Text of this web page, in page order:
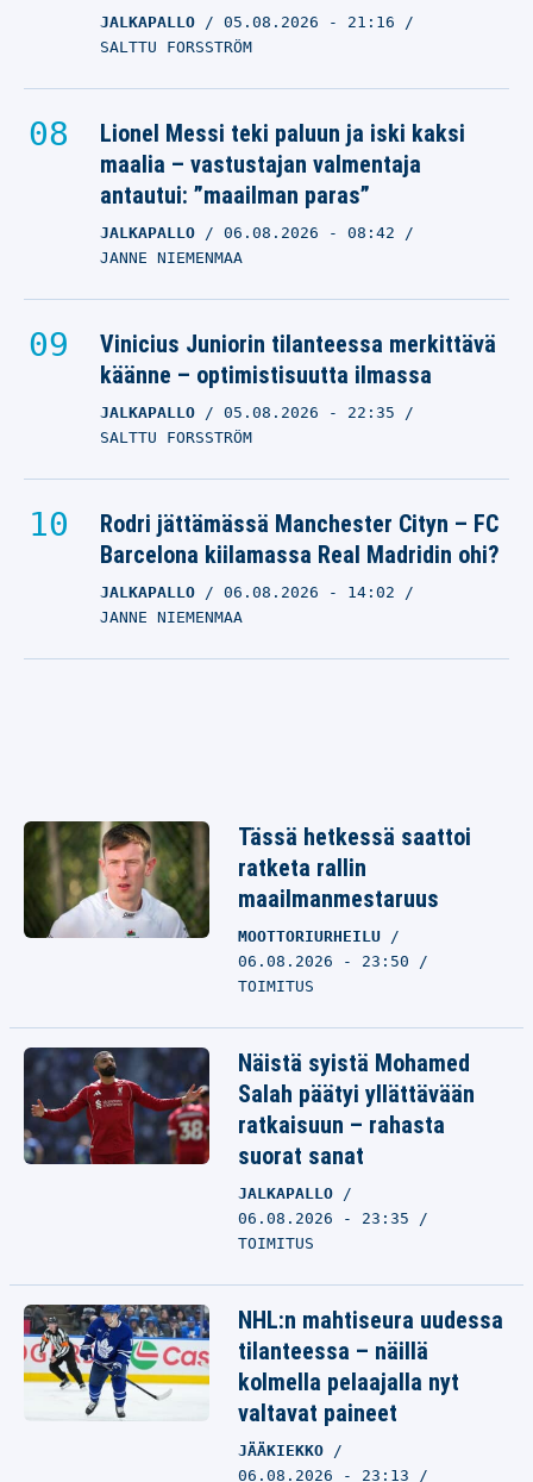
JALKAPALLO 05.08.2026 - 21:16
SALTTU FORSSTRÖM
Lionel Messi teki paluun ja iski kaksi
maalia – vastustajan valmentaja
antautui: ”maailman paras”
JALKAPALLO 06.08.2026 - 08:42
JANNE NIEMENMAA
Vinicius Juniorin tilanteessa merkittävä
käänne – optimistisuutta ilmassa
JALKAPALLO 05.08.2026 - 22:35
SALTTU FORSSTRÖM
Rodri jättämässä Manchester Cityn – FC
Barcelona kiilamassa Real Madridin ohi?
JALKAPALLO 06.08.2026 - 14:02
JANNE NIEMENMAA
Tässä hetkessä saattoi
ratketa rallin
maailmanmestaruus
MOOTTORIURHEILU
06.08.2026 - 23:50
TOIMITUS
Näistä syistä Mohamed
Salah päätyi yllättävään
ratkaisuun – rahasta
suorat sanat
JALKAPALLO
06.08.2026 - 23:35
TOIMITUS
NHL:n mahtiseura uudessa
tilanteessa – näillä
kolmella pelaajalla nyt
valtavat paineet
JÄÄKIEKKO
06.08.2026 - 23:13